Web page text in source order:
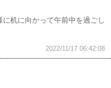
机に向かって午前中を過ごし
2022/11/17 06:42:08